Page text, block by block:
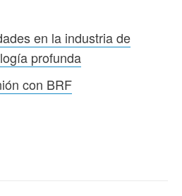
en la industria de
profunda
con BRF